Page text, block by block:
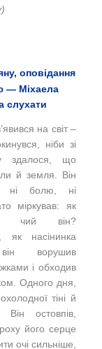
оповідання
— Міхаела
слухати
на світ –
ніби зі
здалося, що
й земля. Він
ні болю, ні
міркував: як
і чий він?
як насінинка
ворушив
і обходив
Одного дня,
тіні й
остовпів,
його серце
очі сильніше,